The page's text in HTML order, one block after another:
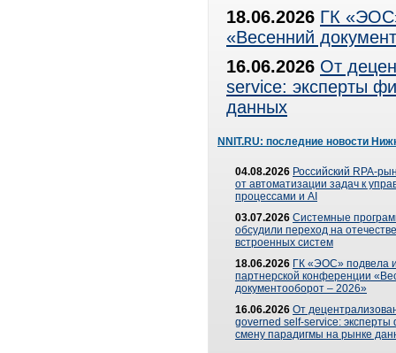
18.06.2026 ГК
«Весенний
16.06.2026 От
service: эксперты
данных
NNIT.RU: последние новости
04.08.2026 Российский RPA-
от автоматизации задач к
процессами и AI
03.07.2026 Системные
обсудили переход на
встроенных систем
18.06.2026 ГК «ЭОС» подвела
партнерской конференции
документооборот – 2026»
16.06.2026 От
governed self-service: эксперты
смену парадигмы на рынке